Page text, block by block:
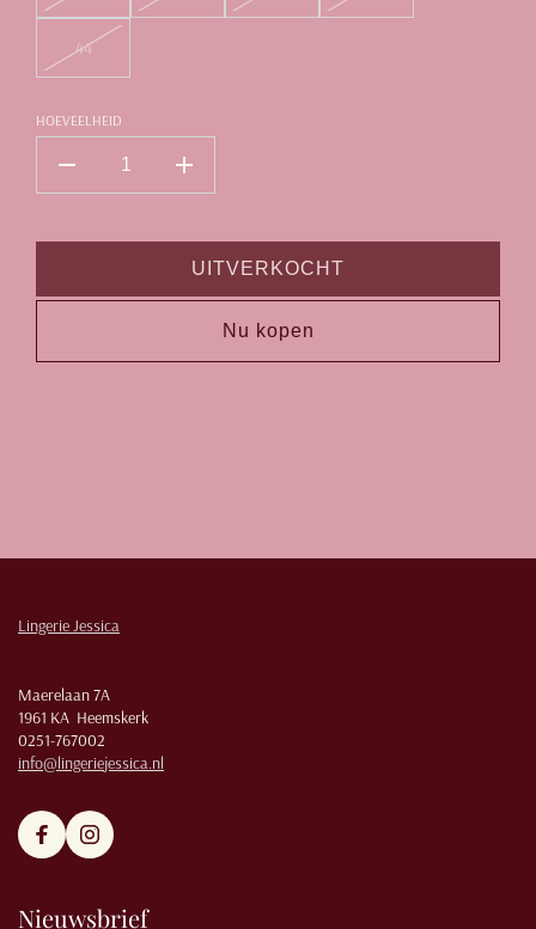
44
HOEVEELHEID
UITVERKOCHT
Nu kopen
Lingerie Jessica
Maerelaan 7A
1961 KA Heemskerk
0251-767002
info@lingeriejessica.nl
Nieuwsbrief